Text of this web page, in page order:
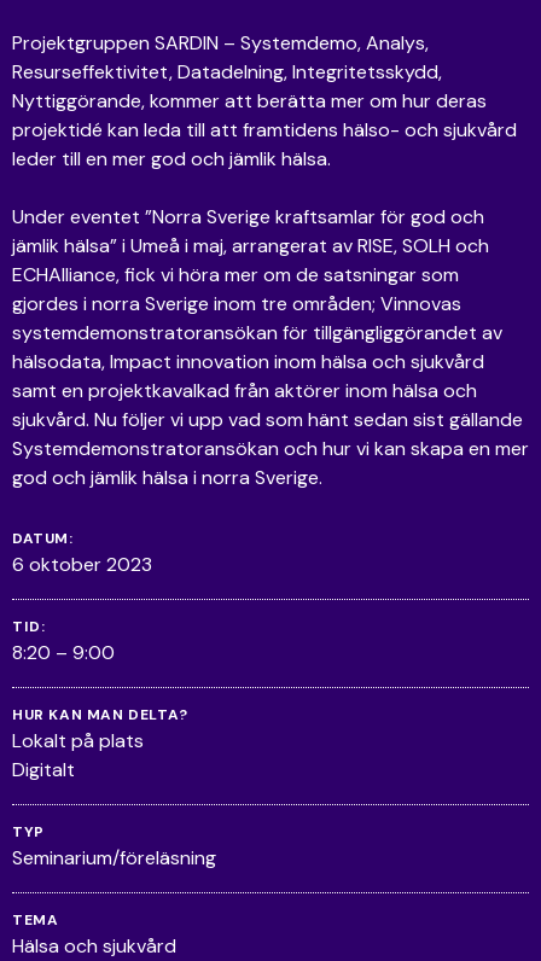
Projektgruppen SARDIN – Systemdemo, Analys,
Resurseffektivitet, Datadelning, Integritetsskydd,
Nyttiggörande, kommer att berätta mer om hur deras
projektidé kan leda till att framtidens hälso- och sjukvård
leder till en mer god och jämlik hälsa.
Under eventet ”Norra Sverige kraftsamlar för god och
jämlik hälsa” i Umeå i maj, arrangerat av RISE, SOLH och
ECHAlliance, fick vi höra mer om de satsningar som
gjordes i norra Sverige inom tre områden; Vinnovas
systemdemonstratoransökan för tillgängliggörandet av
hälsodata, Impact innovation inom hälsa och sjukvård
samt en projektkavalkad från aktörer inom hälsa och
sjukvård. Nu följer vi upp vad som hänt sedan sist gällande
Systemdemonstratoransökan och hur vi kan skapa en mer
god och jämlik hälsa i norra Sverige.
DATUM:
6 oktober 2023
TID:
8:20 – 9:00
HUR KAN MAN DELTA?
Lokalt på plats
Digitalt
TYP
Seminarium/föreläsning
TEMA
Hälsa och sjukvård